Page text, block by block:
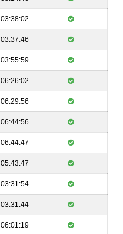
03:38:02
03:37:46
03:55:59
06:26:02
06:29:56
06:44:56
06:44:47
05:43:47
03:31:54
03:31:44
06:01:19